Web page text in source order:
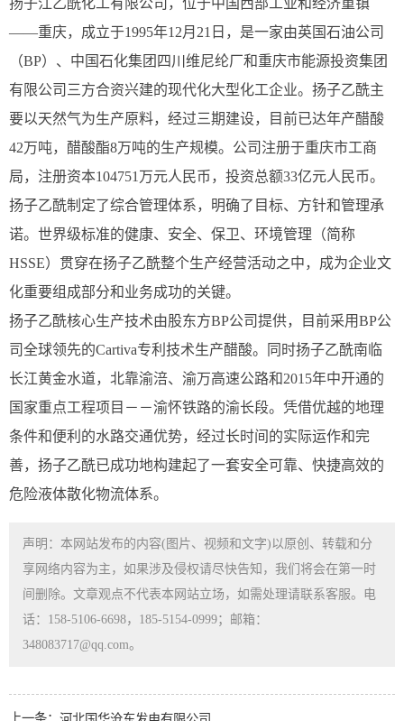
——重庆，成立于1995年12月21日，是一家由英国石油公司
（BP）、中国石化集团四川维尼纶厂和重庆市能源投资集团
有限公司三方合资兴建的现代化大型化工企业。扬子乙酰主
要以天然气为生产原料，经过三期建设，目前已达年产醋酸
42万吨，醋酸酯8万吨的生产规模。公司注册于重庆市工商
局，注册资本104751万元人民币，投资总额33亿元人民币。
扬子乙酰制定了综合管理体系，明确了目标、方针和管理承
诺。世界级标准的健康、安全、保卫、环境管理（简称
HSSE）贯穿在扬子乙酰整个生产经营活动之中，成为企业文
化重要组成部分和业务成功的关键。
扬子乙酰核心生产技术由股东方BP公司提供，目前采用BP公
司全球领先的Cartiva专利技术生产醋酸。同时扬子乙酰南临
长江黄金水道，北靠渝涪、渝万高速公路和2015年中开通的
国家重点工程项目－－渝怀铁路的渝长段。凭借优越的地理
条件和便利的水路交通优势，经过长时间的实际运作和完
善，扬子乙酰已成功地构建起了一套安全可靠、快捷高效的
危险液体散化物流体系。
声明：本网站发布的内容(图片、视频和文字)以原创、转载和分
享网络内容为主，如果涉及侵权请尽快告知，我们将会在第一时
间删除。文章观点不代表本网站立场，如需处理请联系客服。电
话：158-5106-6698，185-5154-0999；邮箱：
348083717@qq.com。
上一条：